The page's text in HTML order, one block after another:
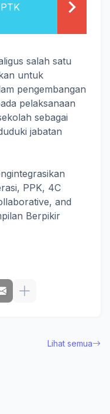
salah satu
untuk
pengembangan
pelaksanaan
sebagai
jabatan
PPK, 4C
and
Berpikir
Lihat semua